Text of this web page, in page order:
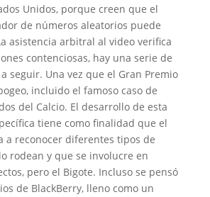
Unidos, porque creen que el
de números aleatorios puede
asistencia arbitral al video verifica
contenciosas, hay una serie de
seguir. Una vez que el Gran Premio
incluido el famoso caso de
del Calcio. El desarrollo de esta
tiene como finalidad que el
a reconocer diferentes tipos de
rodean y que se involucre en
pero el Bigote. Incluso se pensó
de BlackBerry, lleno como un